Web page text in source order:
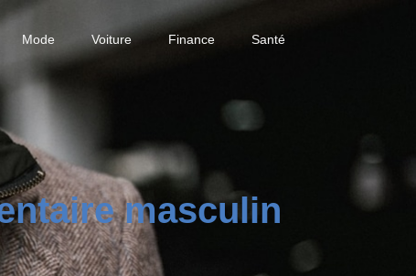
Mode Voiture Finance Santé
masculin